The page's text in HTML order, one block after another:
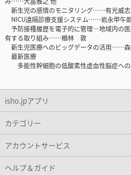
新生児の感情のモニタリング……有光威志
NICU遠隔診療支援システム……岩永甲午
予防接種履歴を電子的に管理―地域内の
有する取り組み……楢林 敦
新生児医療へのビッグデータの活用……
最新医療
多能性幹細胞の低酸素性虚血性脳症へ
isho.jpアプリ
カテゴリー
アカウントサービス
ヘルプ＆ガイド